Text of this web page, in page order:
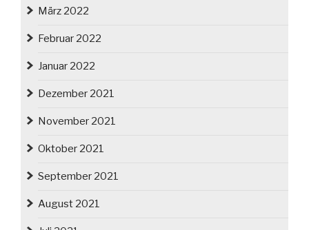
März 2022
Februar 2022
Januar 2022
Dezember 2021
November 2021
Oktober 2021
September 2021
August 2021